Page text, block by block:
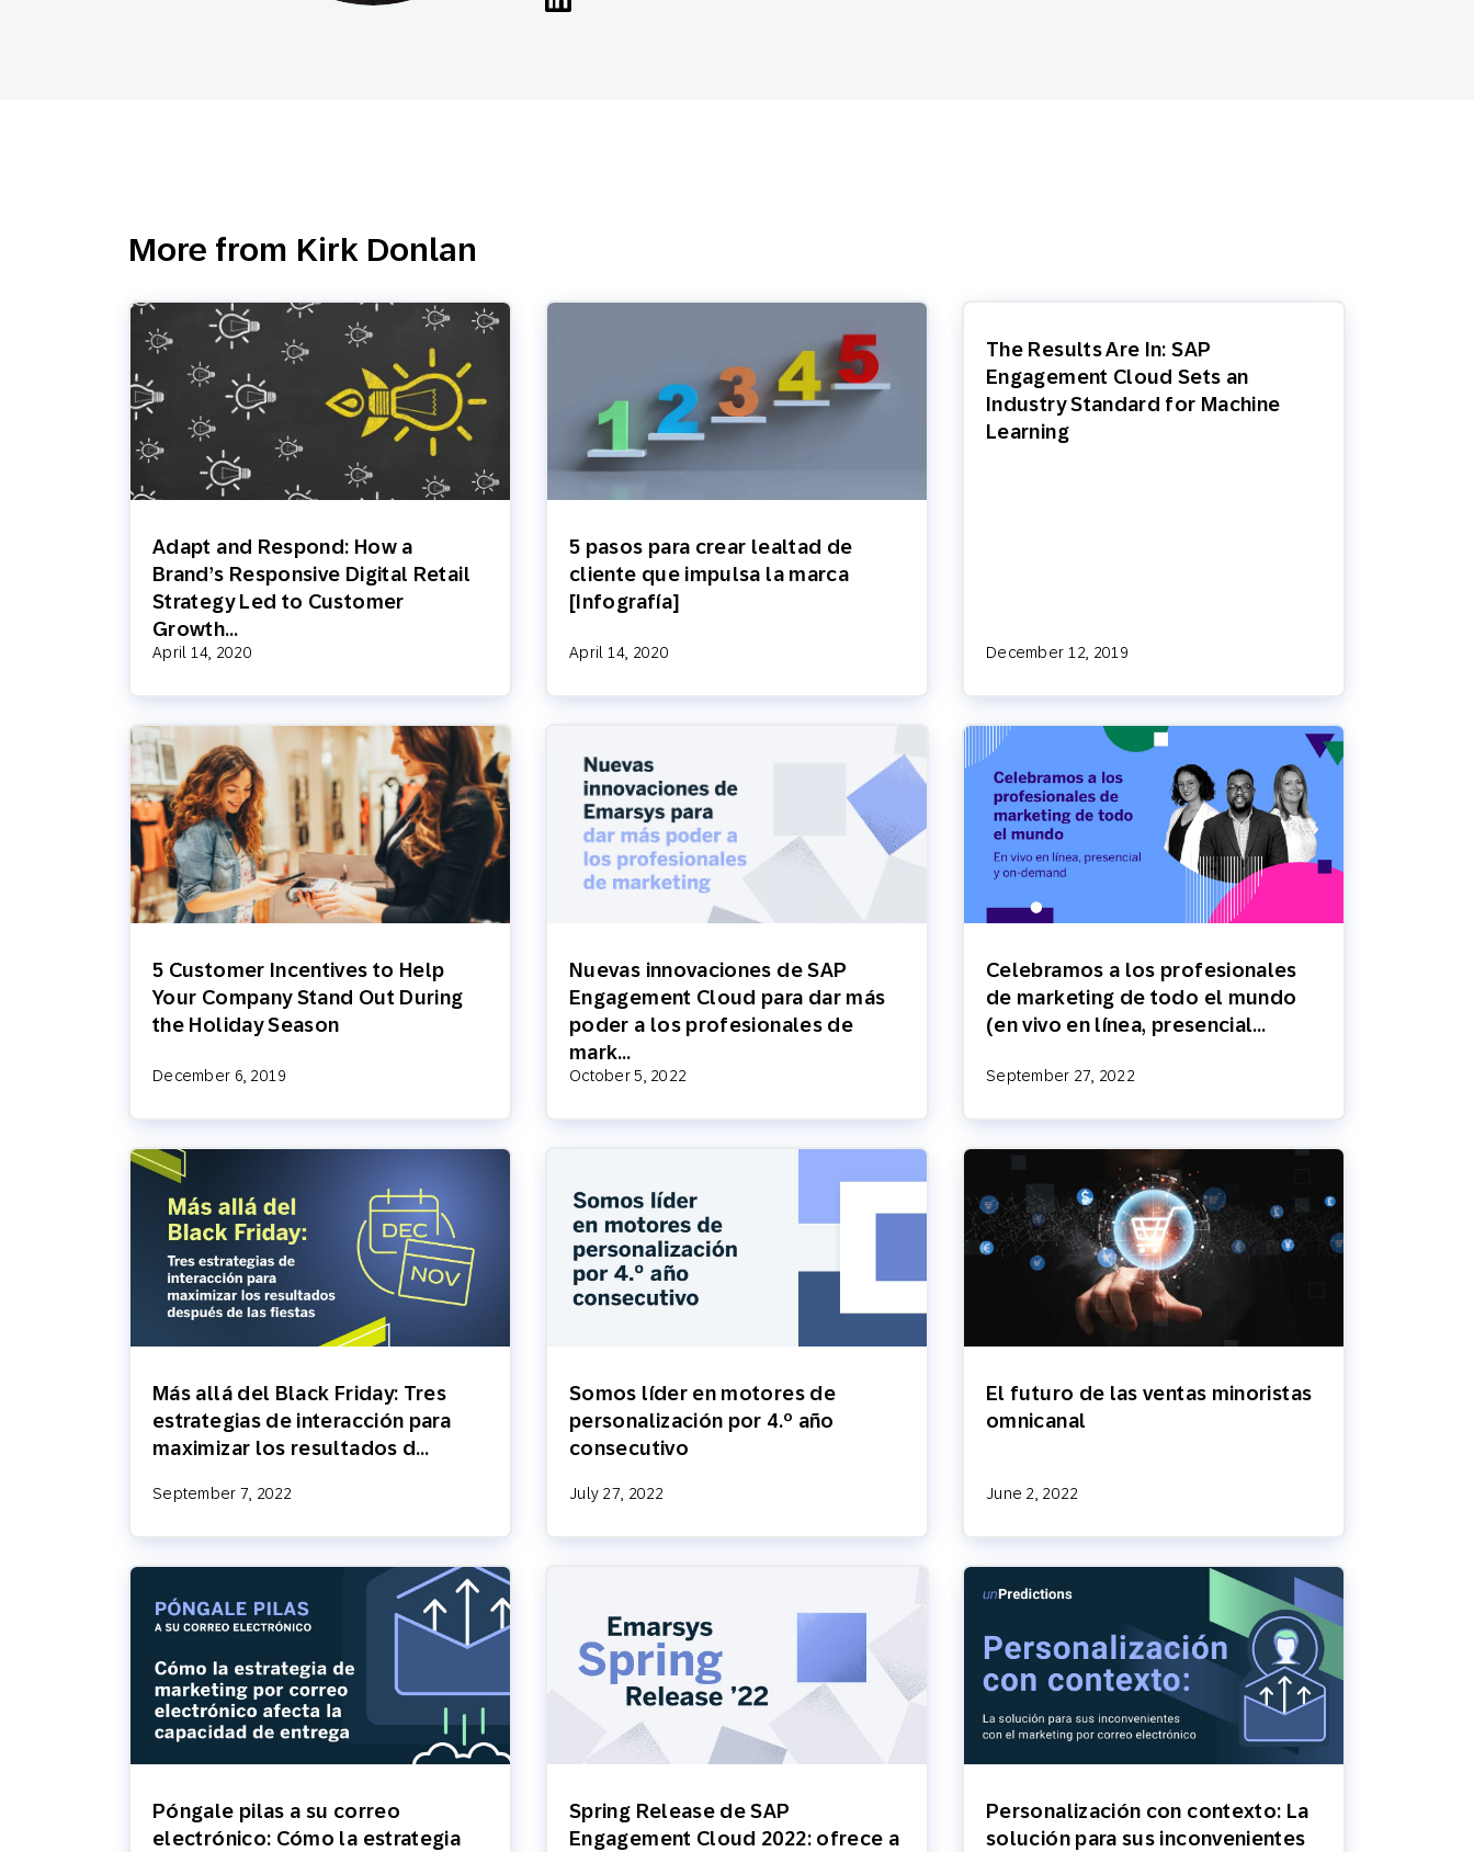
More from Kirk Donlan
Adapt and Respond: How a
Brand’s Responsive Digital Retail
Strategy Led to Customer
Growth…
April 14, 2020
5 pasos para crear lealtad de
cliente que impulsa la marca
[Infografía]
April 14, 2020
The Results Are In: SAP
Engagement Cloud Sets an
Industry Standard for Machine
Learning
December 12, 2019
5 Customer Incentives to Help
Your Company Stand Out During
the Holiday Season
December 6, 2019
Nuevas innovaciones de SAP
Engagement Cloud para dar más
poder a los profesionales de
mark…
October 5, 2022
Celebramos a los profesionales
de marketing de todo el mundo
(en vivo en línea, presencial…
September 27, 2022
Más allá del Black Friday: Tres
estrategias de interacción para
maximizar los resultados d…
September 7, 2022
Somos líder en motores de
personalización por 4.º año
consecutivo
July 27, 2022
El futuro de las ventas minoristas
omnicanal
June 2, 2022
Póngale pilas a su correo
electrónico: Cómo la estrategia
Spring Release de SAP
Engagement Cloud 2022: ofrece a
Personalización con contexto: La
solución para sus inconvenientes